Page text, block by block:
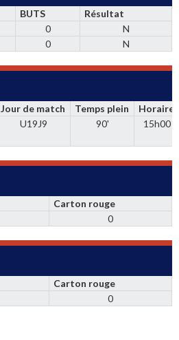
BUTS
Résultat
0
N
0 N
Jour de match Temps plein
Horaire
U19J9 90' 15h00
Carton rouge
0
Carton rouge
0